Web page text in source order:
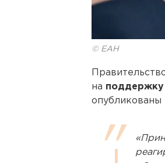
© ЕАН
на поддержку
опубликованы